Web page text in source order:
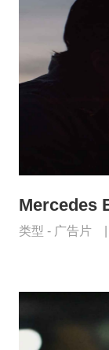
Mercedes
类型 - 广告片